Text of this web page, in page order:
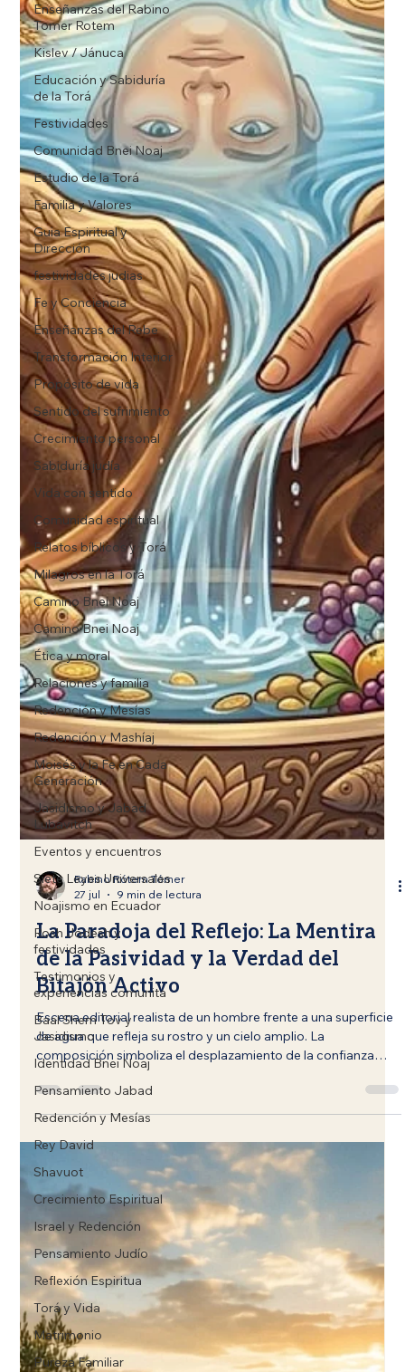
Enseñanzas del Rabino
Tomer Rotem
Kislev / Jánuca
Educación y Sabiduría
de la Torá
Festividades
Comunidad Bnei Noaj
Estudio de la Torá
Familia y Valores
Guia Espiritual y
Dirección
festividades judias
Fe y Conciencia
Enseñanzas del Rebe
Transformación Interior
Propósito de vida
Sentido del sufrimiento
Crecimiento personal
Sabiduría judía
Vida con sentido
Comunidad espiritual
Relatos bíblicos y Torá
Milagros en la Torá
Camino Bnei Noaj
Camino Bnei Noaj
Ética y moral
Relaciones y familia
Redención y Mesías
Redención y Mashíaj
Moisés y la Fe en Cada
Generación
Jasidismo y Jabad
Lubavitch
Eventos y encuentros
Siete Leyes Universales
Noajismo en Ecuador
Rosh Jodesh y
festividades
Testimonios y
experiencias comunita
Baal Shem Tov y
Jasidismo
Identidad Bnei Noaj
Pensamiento Jabad
Redención y Mesías
Rey David
Shavuot
Crecimiento Espiritual
Israel y Redención
Pensamiento Judío
Reflexión Espiritua
Torá y Vida
Matrimonio
Pureza Familiar
Rabino Rótem Tómer
27 jul
9 min de lectura
La Paradoja del Reflejo: La Mentira
de la Pasividad y la Verdad del
Bitajón Activo
Escena editorial realista de un hombre frente a una superficie
de agua que refleja su rostro y un cielo amplio. La
composición simboliza el desplazamiento de la confianza
desde lo material hacia el Creador, con una atmósfera de
serenidad, profundidad espiritual y fortaleza interior.